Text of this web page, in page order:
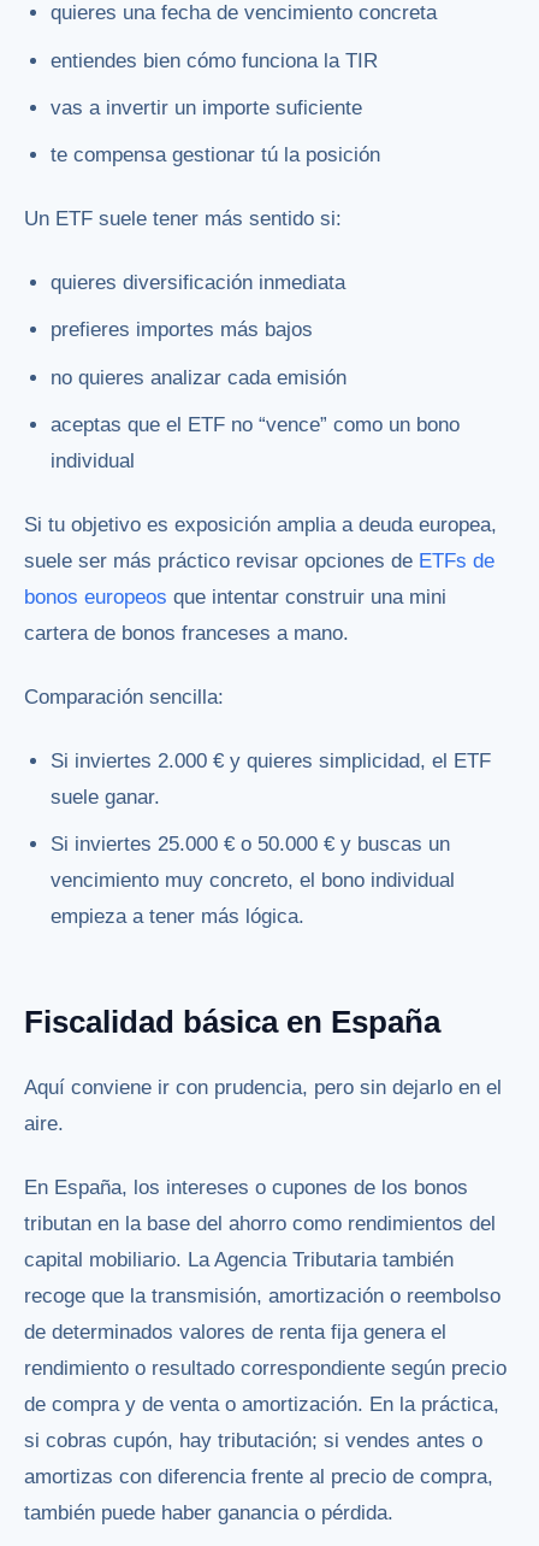
quieres una fecha de vencimiento concreta
entiendes bien cómo funciona la TIR
vas a invertir un importe suficiente
te compensa gestionar tú la posición
Un ETF suele tener más sentido si:
quieres diversificación inmediata
prefieres importes más bajos
no quieres analizar cada emisión
aceptas que el ETF no “vence” como un bono
individual
Si tu objetivo es exposición amplia a deuda europea,
suele ser más práctico revisar opciones de ETFs de
bonos europeos que intentar construir una mini
cartera de bonos franceses a mano.
Comparación sencilla:
Si inviertes 2.000 € y quieres simplicidad, el ETF
suele ganar.
Si inviertes 25.000 € o 50.000 € y buscas un
vencimiento muy concreto, el bono individual
empieza a tener más lógica.
Fiscalidad básica en España
Aquí conviene ir con prudencia, pero sin dejarlo en el
aire.
En España, los intereses o cupones de los bonos
tributan en la base del ahorro como rendimientos del
capital mobiliario. La Agencia Tributaria también
recoge que la transmisión, amortización o reembolso
de determinados valores de renta fija genera el
rendimiento o resultado correspondiente según precio
de compra y de venta o amortización. En la práctica,
si cobras cupón, hay tributación; si vendes antes o
amortizas con diferencia frente al precio de compra,
también puede haber ganancia o pérdida.